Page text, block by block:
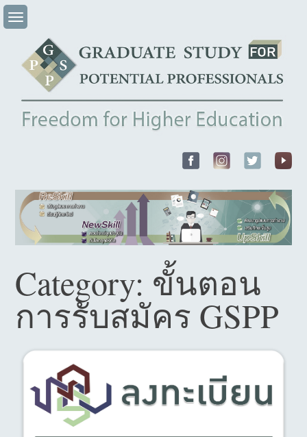
Skip
Category: ขั้นตอน
การรับสมัคร GSPP